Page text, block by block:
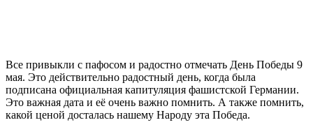
Все привыкли с пафосом и радостно отмечать День Победы 9
мая. Это действительно радостный день, когда была
подписана официальная капитуляция фашистской Германии.
Это важная дата и её очень важно помнить. А также помнить,
какой ценой досталась нашему Народу эта Победа.